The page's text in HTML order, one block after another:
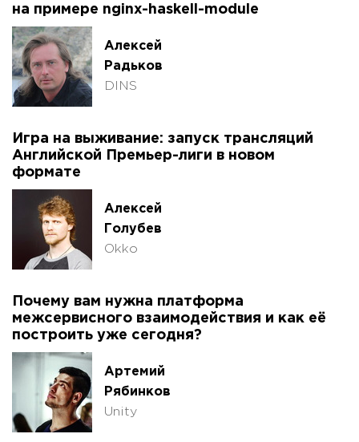
на примере nginx-haskell-module
Алексей
Радьков
DINS
Игра на выживание: запуск трансляций
Английской Премьер-лиги в новом
формате
Алексей
Голубев
Okko
Почему вам нужна платформа
межсервисного взаимодействия и как её
построить уже сегодня?
Артемий
Рябинков
Unity